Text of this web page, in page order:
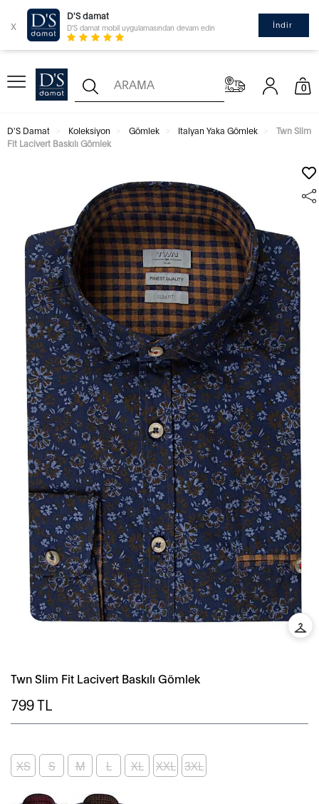
x
D'S damat
D'S damat mobil uygulamasından devam edin İndir
0
D'S Damat Koleksiyon Gömlek Italyan Yaka Gömlek
Twn Slim
Fit Lacivert Baskılı Gömlek
Twn Slim Fit Lacivert Baskılı Gömlek
799TL
XS S M L XL XXL 3XL